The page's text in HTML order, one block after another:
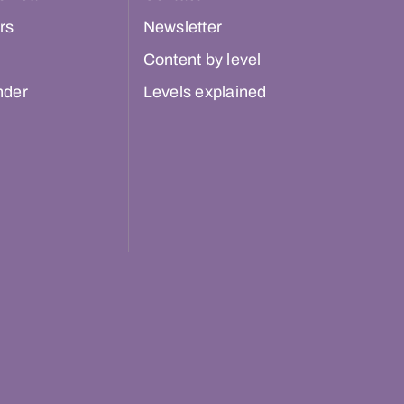
Newsletter
Content by level
Levels explained